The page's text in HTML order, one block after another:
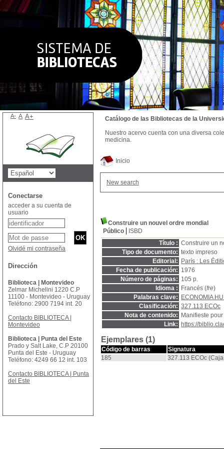
Inicio
New search
Construire un nouvel ordre mondial
Público
ISBD
Título : Construire un
Tipo de documento: texto impreso
Editorial:
París : Les
Fecha de publicación: 1976
Número de páginas: 105 p.
Idioma :
Francés (fre)
Palabras clave:
ECONOMIA
Clasificación: 327.113 ECOc
Nota de contenido:
Manifieste
Link:
https://
Ejemplares (1)
Código de barras
Signatura
185
327.113 ECOc
Catálogo de las Bibliotecas de la
Nuestro acervo cuenta con una diversa
medicina.
A- A A+
Conectarse
acceder a su cuenta de
usuario
Olvidé mi contraseña
Dirección
Biblioteca | Montevideo
Zelmar Michelini 1220 C.P
11100 - Montevideo - Uruguay
Teléfono: 2900 7194 int. 20
Contacto BIBLIOTECA |
Montevideo
Biblioteca | Punta del Este
Prado y Salt Lake, C.P 20100
Punta del Este - Uruguay
Teléfono: 4249 66 12 int. 103
Contacto BIBLIOTECA | Punta
del Este